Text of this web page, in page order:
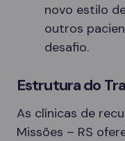
novo estilo
outros
desafio.
Estrutura do
As clínicas de
Missões – RS